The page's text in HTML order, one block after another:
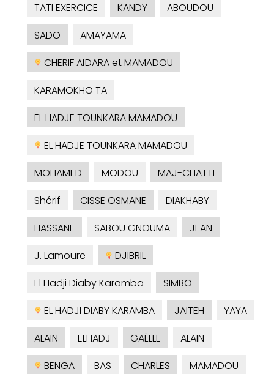
TATI EXERCICE
KANDY
ABOUDOU
SADO
AMAYAMA
CHERIF AÏDARA et MAMADOU
KARAMOKHO TA
EL HADJE TOUNKARA MAMADOU
EL HADJE TOUNKARA MAMADOU
MOHAMED
MODOU
MAJ-CHATTI
Shérif
CISSE OSMANE
DIAKHABY
HASSANE
SABOU GNOUMA
JEAN
J. Lamoure
DJIBRIL
El Hadji Diaby Karamba
SIMBO
EL HADJI DIABY KARAMBA
JAITEH
YAYA
ALAIN
ELHADJ GAËLLE
ALAIN
BENGA
BAS CHARLES
MAMADOU